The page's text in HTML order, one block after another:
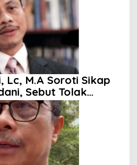
Lc, M.A Soroti Sikap
Sebut Tolak
hingga Berani